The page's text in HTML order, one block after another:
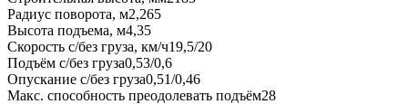
Радиус поворота, м2,265
Высота подъема, м4,35
Скорость с/без груза, км/ч19,5/20
Подъём с/без груза0,53/0,6
Опускание с/без груза0,51/0,46
Макс. способность преодолевать подъём28